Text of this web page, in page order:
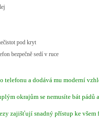
pod kryt
bezpečně sedí v ruce
telefonu a dodává mu moderní
okrajům se nemusíte bát pádů
zajišťují snadný přístup ke